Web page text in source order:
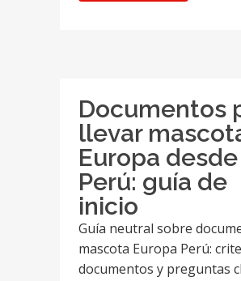
Documentos
llevar
Europa desde
Perú: guía de
inicio
Guía neutral sobre
mascota Europa Perú:
documentos y preguntas